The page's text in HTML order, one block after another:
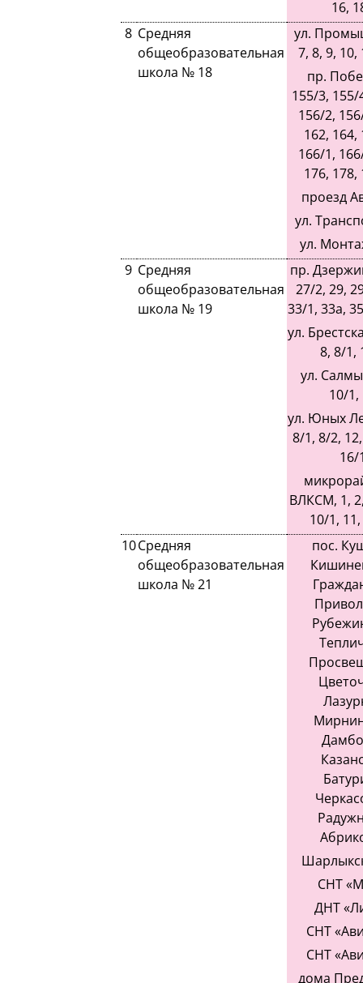
16,
8 Средняя
общеобразовательная
школа № 18
ул.
7, 8, 9, 10,
пр.
155/3, 155/
156/2,
162, 164,
166/1,
176, 178,
проезд
ул.
ул.
9 Средняя
общеобразовательная
школа № 19
пр.
27/2, 29,
33/1, 33а,
ул.
8, 8/1,
ул.
10/1,
ул. Юных
8/1, 8/2,
16/
ВЛКСМ, 1,
10/1,
10Средняя
общеобразовательная
школа № 21
пос.
СНТ
ДНТ
СНТ
СНТ
дома